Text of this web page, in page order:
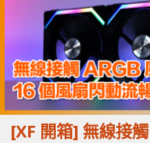
[XF 開箱] 無線接